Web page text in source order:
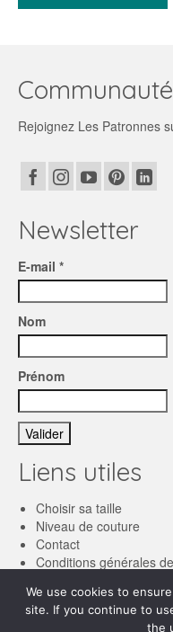
Communauté
Rejoignez Les Patronnes
Newsletter
E-mail *
Nom
Prénom
Liens utiles
Choisir sa taille
Niveau de couture
Contact
Conditions générales
We use cookies to
site. If you continue to
the